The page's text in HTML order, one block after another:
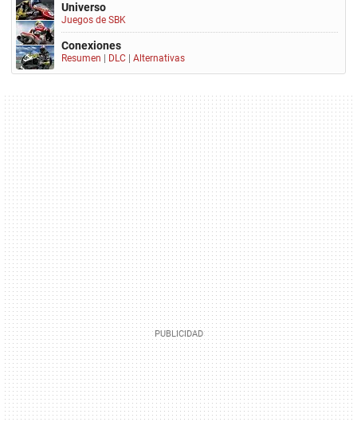
Universo
Juegos de SBK
Conexiones
Resumen DLC Alternativas